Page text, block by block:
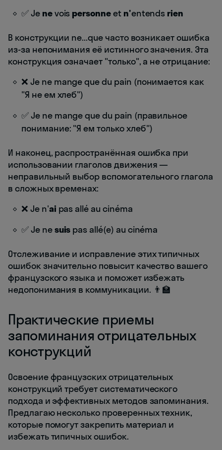
✅ Je nevois personneet n'entends rien
В конструкции ne...que часто возникает ошибка
из-за непонимания её истинного значения. Эта
конструкция означает "только", а не отрицание:
❌ Je ne mange que du pain (понимается как
"Я не ем хлеб")
✅ Je ne mange que du pain (правильное
понимание: "Я ем только хлеб")
И наконец, распространённая ошибка при
использовании глаголов движения —
неправильный выбор вспомогательного глагола
в сложных временах:
❌ Je n'ai pas allé au cinéma
✅ Je nesuis pas allé(e) au cinéma
Отслеживание и исправление этих типичных
ошибок значительно повысит качество вашего
французского языка и поможет избежать
недопонимания в коммуникации. 👨‍🏫
Практические приемы
запоминания отрицательных
конструкций
Освоение французских отрицательных
конструкций требует систематического
подхода и эффективных методов запоминания.
Предлагаю несколько проверенных техник,
которые помогут закрепить материал и
избежать типичных ошибок.